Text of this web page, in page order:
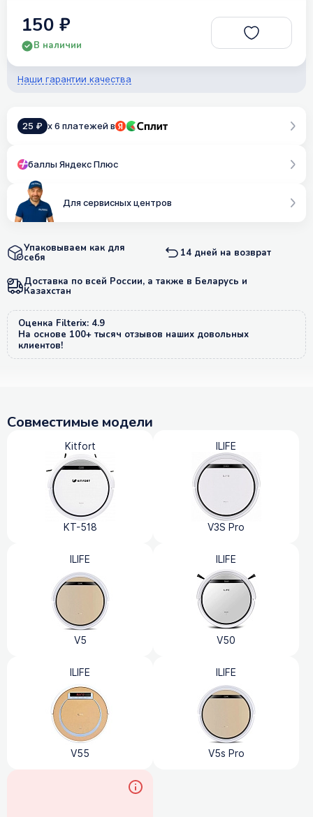
150 ₽
В наличии
Наши гарантии качества
25 ₽ x 6 платежей в
баллы Яндекс Плюс
Для сервисных центров
Упаковываем как для
себя 14 дней на возврат
Доставка по всей России, а также в Беларусь и
Казахстан
Оценка Filterix: 4.9
На основе 100+ тысяч отзывов наших довольных
клиентов!
Совместимые модели
Kitfort
KT-518
ILIFE
V3S Pro
ILIFE
V5
ILIFE
V50
ILIFE
V55
ILIFE
V5s Pro